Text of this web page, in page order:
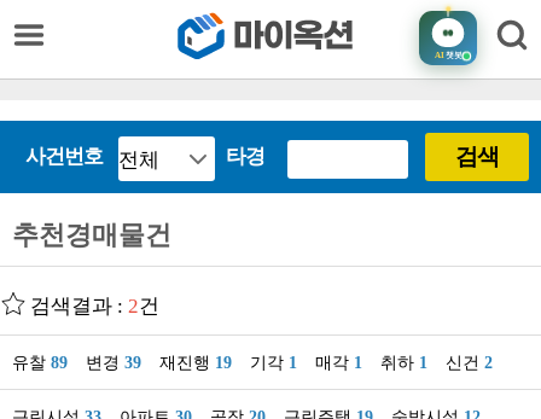
AI챗봇
사건번호 타경 검색
추천경매물건
검색결과 : 2건
유찰 89 변경 39 재진행 19 기각 1 매각 1 취하 1 신건 2